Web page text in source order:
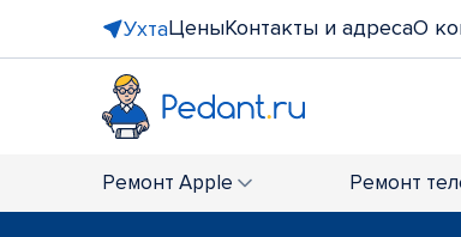
УхтаЦеныКонтакты и адресаО
Ремонт Apple Ремонт